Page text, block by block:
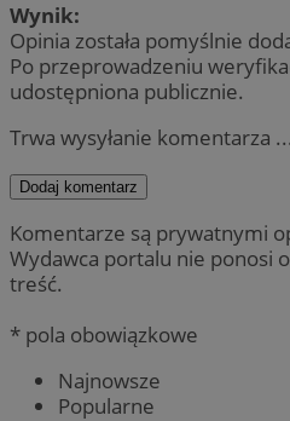
Wynik:
Opinia została pomyślnie
Po przeprowadzeniu
udostępniona publicznie.
Trwa wysyłanie komentarza ...
Dodaj komentarz
Komentarze są prywatnymi
Wydawca portalu nie ponosi
treść.
* pola obowiązkowe
Najnowsze
Popularne